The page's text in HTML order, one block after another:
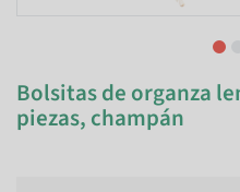
Bolsitas de organza
piezas, champán